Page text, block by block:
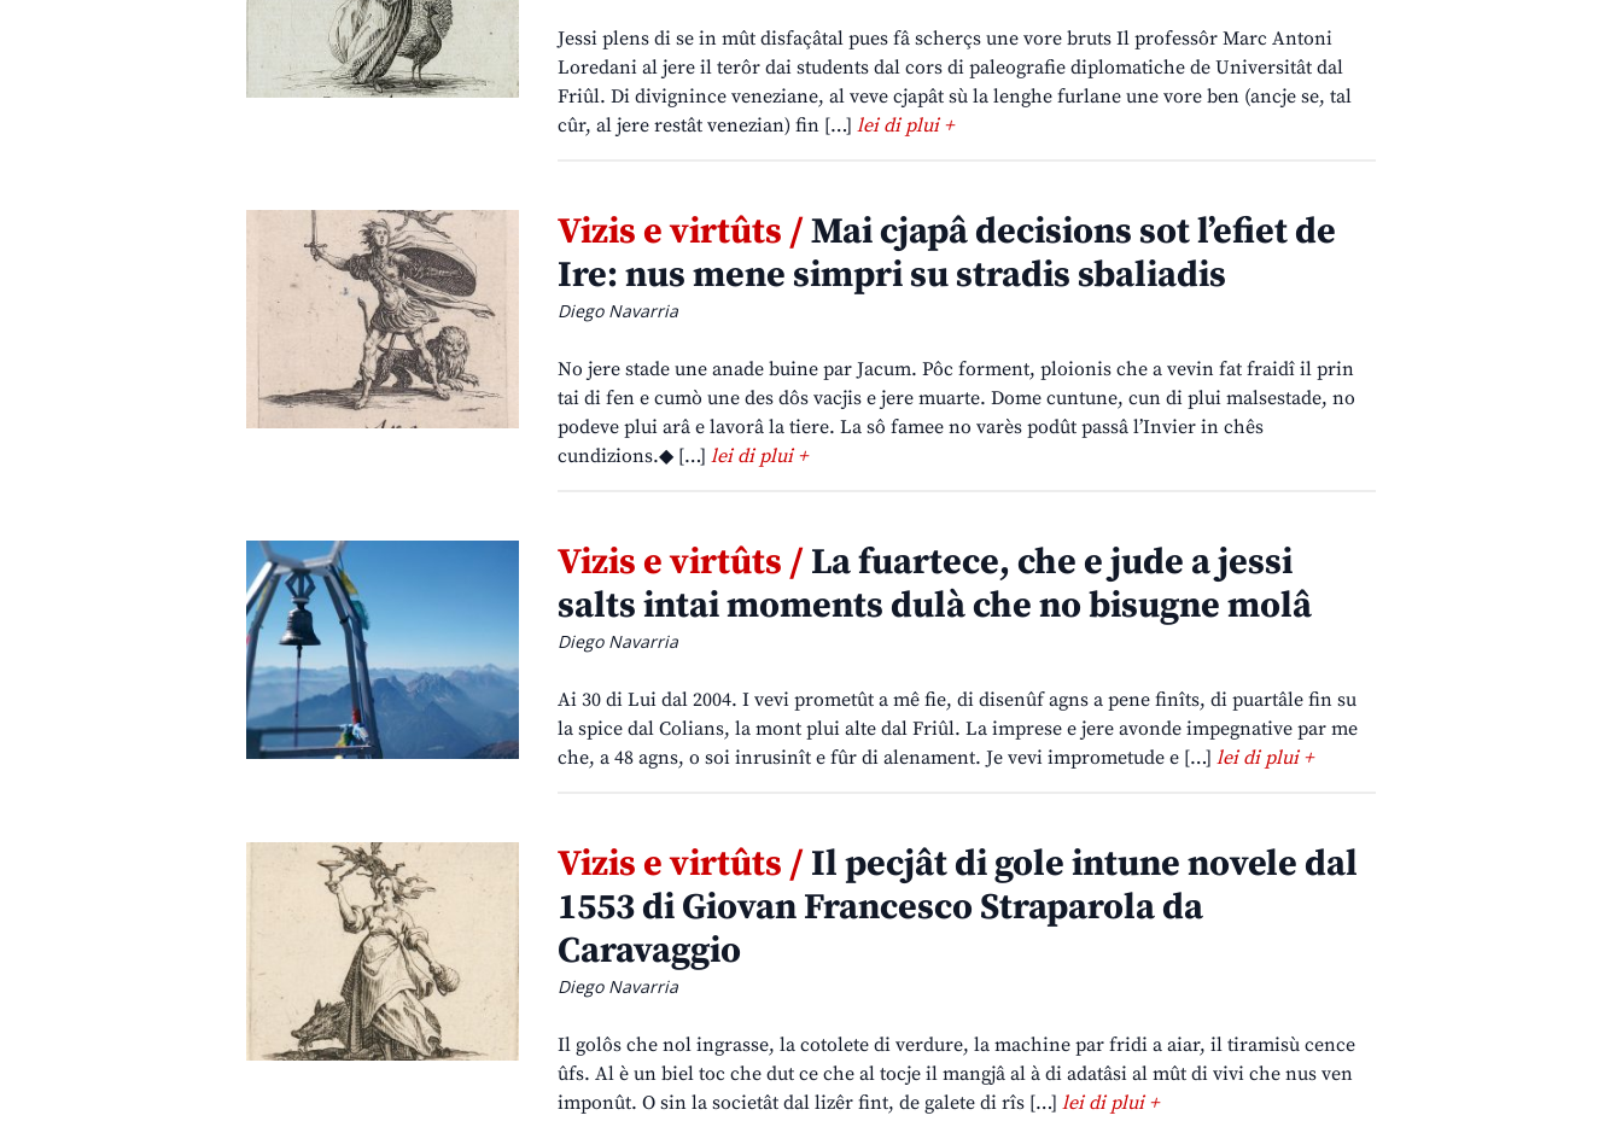
Jessi plens di se in mût disfaçâtal pues fâ scherçs une vore bruts Il professôr Marc Antoni
Loredani al jere il terôr dai students dal cors di paleografie diplomatiche de Universitât dal
Friûl. Di divignince veneziane, al veve cjapât sù la lenghe furlane une vore ben (ancje se, tal
cûr, al jere restât venezian) fin […] lei di plui +
Vizis e virtûts /Mai cjapâ decisions sot l’efiet de
Ire: nus mene simpri su stradis sbaliadis
Diego Navarria
No jere stade une anade buine par Jacum. Pôc forment, ploionis che a vevin fat fraidî il prin
tai di fen e cumò une des dôs vacjis e jere muarte. Dome cuntune, cun di plui malsestade, no
podeve plui arâ e lavorâ la tiere. La sô famee no varès podût passâ l’Invier in chês
cundizions.◆ […] lei di plui +
Vizis e virtûts /La fuartece, che e jude a jessi
salts intai moments dulà che no bisugne molâ
Diego Navarria
Ai 30 di Lui dal 2004. I vevi prometût a mê fie, di disenûf agns a pene finîts, di puartâle fin su
la spice dal Colians, la mont plui alte dal Friûl. La imprese e jere avonde impegnative par me
che, a 48 agns, o soi inrusinît e fûr di alenament. Je vevi imprometude e […] lei di plui +
Vizis e virtûts /Il pecjât di gole intune novele dal
1553 di Giovan Francesco Straparola da
Caravaggio
Diego Navarria
Il golôs che nol ingrasse, la cotolete di verdure, la machine par fridi a aiar, il tiramisù cence
ûfs. Al è un biel toc che dut ce che al tocje il mangjâ al à di adatâsi al mût di vivi che nus ven
imponût. O sin la societât dal lizêr fint, de galete di rîs […] lei di plui +